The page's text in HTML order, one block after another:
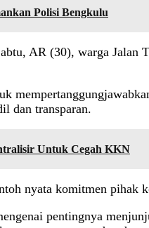
Polisi Bengkulu
AR (30), warga
dan transparan.
Untuk Cegah KKN
nyata komitmen
pentingnya